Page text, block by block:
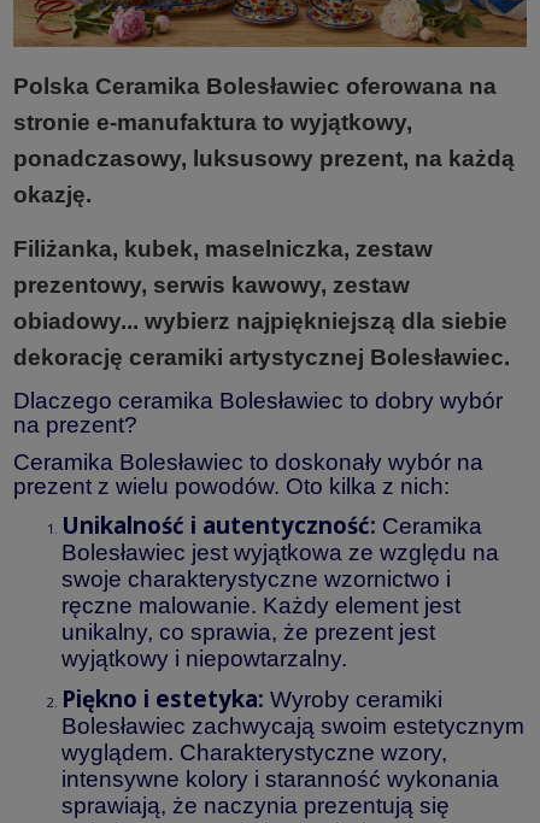
Polska Cera­mika Bole­sła­wiec oferowana na
stronie e-manufaktura to wyjąt­kowy,
ponadcza­sowy, luk­su­sowy prezent, na każdą
oka­zję.
Filiżanka, kubek, maselniczka, zestaw
prezentowy, serwis kawowy, zestaw
obiadowy... wybierz najpiękniejszą dla siebie
dekorację ceramiki artystycznej Bolesławiec.
Dlaczego ceramika Bolesławiec to dobry wybór
na prezent?
Ceramika Bolesławiec to doskonały wybór na
prezent z wielu powodów. Oto kilka z nich:
Unikalność i autentyczność: Ceramika
Bolesławiec jest wyjątkowa ze względu na
swoje charakterystyczne wzornictwo i
ręczne malowanie. Każdy element jest
unikalny, co sprawia, że prezent jest
wyjątkowy i niepowtarzalny.
Piękno i estetyka: Wyroby ceramiki
Bolesławiec zachwycają swoim estetycznym
wyglądem. Charakterystyczne wzory,
intensywne kolory i staranność wykonania
sprawiają, że naczynia prezentują się